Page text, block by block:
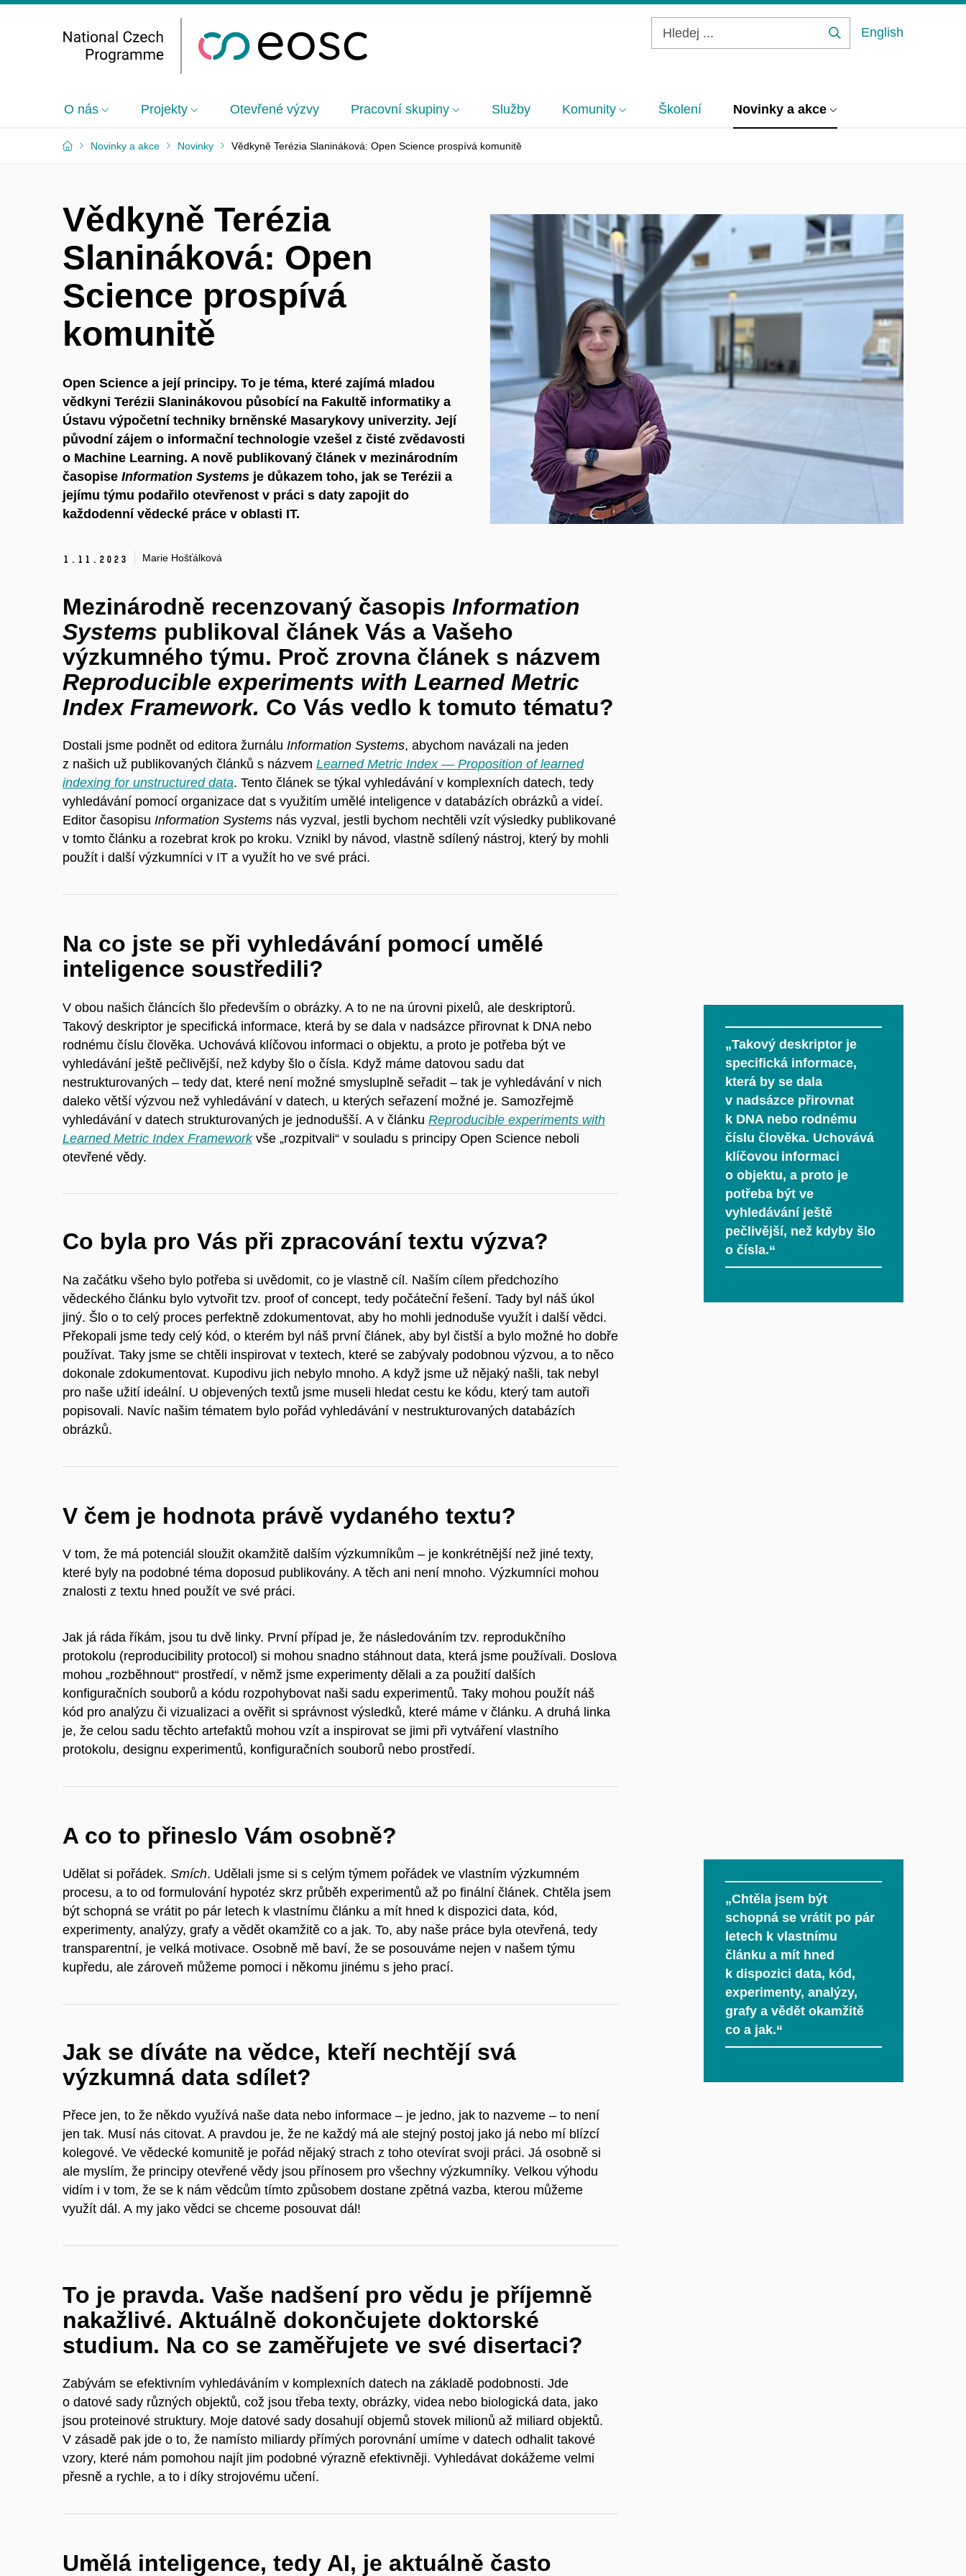
English
O nás Projekty Otevřené výzvy Pracovní skupiny Služby Komunity Školení Novinky a akce
Novinky a akce Novinky Vědkyně Terézia Slanináková: Open Science prospívá komunitě
Vědkyně Terézia
Slanináková: Open
Science prospívá
komunitě
Open Science a její principy. To je téma, které zajímá mladou
vědkyni Terézii Slaninákovou působící na Fakultě informatiky a
Ústavu výpočetní techniky brněnské Masarykovy univerzity. Její
původní zájem o informační technologie vzešel z čisté zvědavosti
o Machine Learning. A nově publikovaný článek v mezinárodním
časopise Information Systems je důkazem toho, jak se Terézii a
jejímu týmu podařilo otevřenost v práci s daty zapojit do
každodenní vědecké práce v oblasti IT.
1. 11. 2023 Marie Hošťálková
Mezinárodně recenzovaný časopis Information
Systems publikoval článek Vás a Vašeho
výzkumného týmu. Proč zrovna článek s názvem
Reproducible experiments with Learned Metric
Index Framework. Co Vás vedlo k tomuto tématu?
Dostali jsme podnět od editora žurnálu Information Systems, abychom navázali na jeden
z našich už publikovaných článků s názvem Learned Metric Index — Proposition of learned
indexing for unstructured data. Tento článek se týkal vyhledávání v komplexních datech, tedy
vyhledávání pomocí organizace dat s využitím umělé inteligence v databázích obrázků a videí.
Editor časopisu Information Systems nás vyzval, jestli bychom nechtěli vzít výsledky publikované
v tomto článku a rozebrat krok po kroku. Vznikl by návod, vlastně sdílený nástroj, který by mohli
použít i další výzkumníci v IT a využít ho ve své práci.
Na co jste se při vyhledávání pomocí umělé
inteligence soustředili?
V obou našich článcích šlo především o obrázky. A to ne na úrovni pixelů, ale deskriptorů.
Takový deskriptor je specifická informace, která by se dala v nadsázce přirovnat k DNA nebo
rodnému číslu člověka. Uchovává klíčovou informaci o objektu, a proto je potřeba být ve
vyhledávání ještě pečlivější, než kdyby šlo o čísla. Když máme datovou sadu dat
nestrukturovaných – tedy dat, které není možné smysluplně seřadit – tak je vyhledávání v nich
daleko větší výzvou než vyhledávání v datech, u kterých seřazení možné je. Samozřejmě
vyhledávání v datech strukturovaných je jednodušší. A v článku Reproducible experiments with
Learned Metric Index Frameworkvše „rozpitvali“ v souladu s principy Open Science neboli
otevřené vědy.
Co byla pro Vás při zpracování textu výzva?
Na začátku všeho bylo potřeba si uvědomit, co je vlastně cíl. Naším cílem předchozího
vědeckého článku bylo vytvořit tzv. proof of concept, tedy počáteční řešení. Tady byl náš úkol
jiný. Šlo o to celý proces perfektně zdokumentovat, aby ho mohli jednoduše využít i další vědci.
Překopali jsme tedy celý kód, o kterém byl náš první článek, aby byl čistší a bylo možné ho dobře
používat. Taky jsme se chtěli inspirovat v textech, které se zabývaly podobnou výzvou, a to něco
dokonale zdokumentovat. Kupodivu jich nebylo mnoho. A když jsme už nějaký našli, tak nebyl
pro naše užití ideální. U objevených textů jsme museli hledat cestu ke kódu, který tam autoři
popisovali. Navíc našim tématem bylo pořád vyhledávání v nestrukturovaných databázích
obrázků.
„Takový deskriptor je
specifická informace,
která by se dala
v nadsázce přirovnat
k DNA nebo rodnému
číslu člověka. Uchovává
klíčovou informaci
o objektu, a proto je
potřeba být ve
vyhledávání ještě
pečlivější, než kdyby šlo
o čísla.“
V čem je hodnota právě vydaného textu?
V tom, že má potenciál sloužit okamžitě dalším výzkumníkům – je konkrétnější než jiné texty,
které byly na podobné téma doposud publikovány. A těch ani není mnoho. Výzkumníci mohou
znalosti z textu hned použít ve své práci.
Jak já ráda říkám, jsou tu dvě linky. První případ je, že následováním tzv. reprodukčního
protokolu (reproducibility protocol) si mohou snadno stáhnout data, která jsme používali. Doslova
mohou „rozběhnout“ prostředí, v němž jsme experimenty dělali a za použití dalších
konfiguračních souborů a kódu rozpohybovat naši sadu experimentů. Taky mohou použít náš
kód pro analýzu či vizualizaci a ověřit si správnost výsledků, které máme v článku. A druhá linka
je, že celou sadu těchto artefaktů mohou vzít a inspirovat se jimi při vytváření vlastního
protokolu, designu experimentů, konfiguračních souborů nebo prostředí.
A co to přineslo Vám osobně?
Udělat si pořádek. Smích. Udělali jsme si s celým týmem pořádek ve vlastním výzkumném
procesu, a to od formulování hypotéz skrz průběh experimentů až po finální článek. Chtěla jsem
být schopná se vrátit po pár letech k vlastnímu článku a mít hned k dispozici data, kód,
experimenty, analýzy, grafy a vědět okamžitě co a jak. To, aby naše práce byla otevřená, tedy
transparentní, je velká motivace. Osobně mě baví, že se posouváme nejen v našem týmu
kupředu, ale zároveň můžeme pomoci i někomu jinému s jeho prací.
Jak se díváte na vědce, kteří nechtějí svá
výzkumná data sdílet?
Přece jen, to že někdo využívá naše data nebo informace – je jedno, jak to nazveme – to není
jen tak. Musí nás citovat. A pravdou je, že ne každý má ale stejný postoj jako já nebo mí blízcí
kolegové. Ve vědecké komunitě je pořád nějaký strach z toho otevírat svoji práci. Já osobně si
ale myslím, že principy otevřené vědy jsou přínosem pro všechny výzkumníky. Velkou výhodu
vidím i v tom, že se k nám vědcům tímto způsobem dostane zpětná vazba, kterou můžeme
využít dál. A my jako vědci se chceme posouvat dál!
„Chtěla jsem být
schopná se vrátit po pár
letech k vlastnímu
článku a mít hned
k dispozici data, kód,
experimenty, analýzy,
grafy a vědět okamžitě
co a jak.“
To je pravda. Vaše nadšení pro vědu je příjemně
nakažlivé. Aktuálně dokončujete doktorské
studium. Na co se zaměřujete ve své disertaci?
Zabývám se efektivním vyhledáváním v komplexních datech na základě podobnosti. Jde
o datové sady různých objektů, což jsou třeba texty, obrázky, videa nebo biologická data, jako
jsou proteinové struktury. Moje datové sady dosahují objemů stovek milionů až miliard objektů.
V zásadě pak jde o to, že namísto miliardy přímých porovnání umíme v datech odhalit takové
vzory, které nám pomohou najít jim podobné výrazně efektivněji. Vyhledávat dokážeme velmi
přesně a rychle, a to i díky strojovému učení.
Umělá inteligence, tedy AI, je aktuálně často